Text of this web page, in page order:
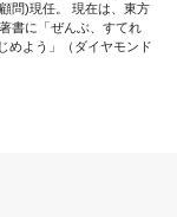
問)現任。 現在は、東方
書に「ぜんぶ、すてれ
めよう」（ダイヤモンド